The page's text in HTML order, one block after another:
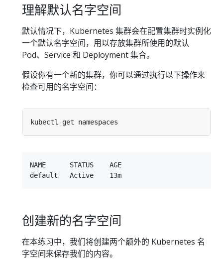
理解默认名字空间
默认情况下，Kubernetes 集群会在配置集群时实例化
一个默认名字空间，用以存放集群所使用的默认
Pod、Service 和 Deployment 集合。
假设你有一个新的集群，你可以通过执行以下操作来
检查可用的名字空间：
NAME      STATUS    AGE
创建新的名字空间
在本练习中，我们将创建两个额外的 Kubernetes 名
字空间来保存我们的内容。